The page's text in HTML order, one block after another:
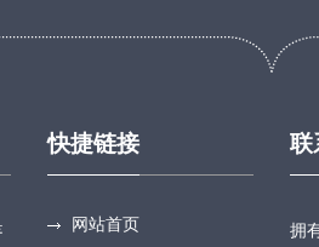
快捷链接
网站首页
联
拥